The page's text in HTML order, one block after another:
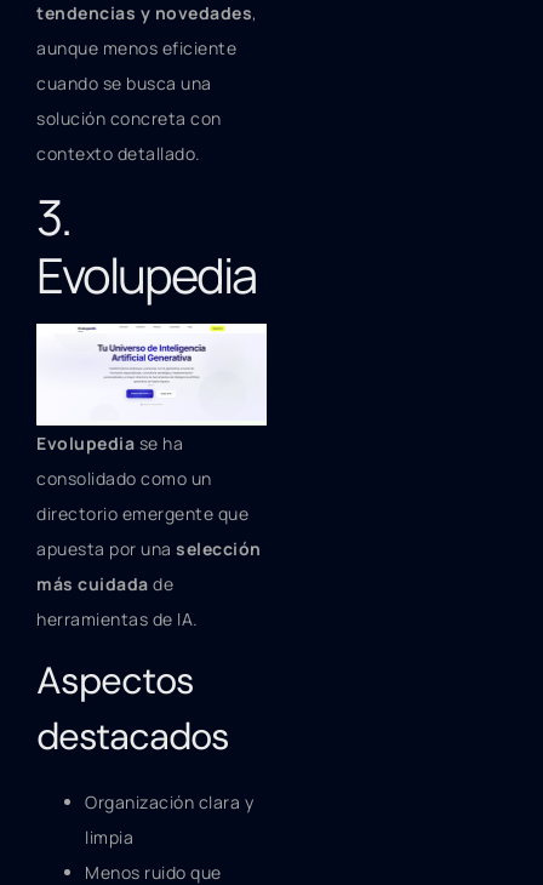
tendencias y novedades,
aunque menos eficiente
cuando se busca una
solución concreta con
contexto detallado.
3.
Evolupedia
Evolupedia se ha
consolidado como un
directorio emergente que
apuesta por una selección
más cuidada de
herramientas de IA.
Aspectos
destacados
Organización clara y
limpia
Menos ruido que